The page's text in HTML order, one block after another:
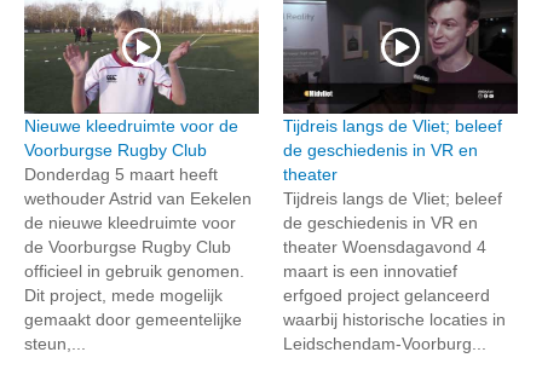
Nieuwe kleedruimte voor de
Voorburgse Rugby Club
Donderdag 5 maart heeft
wethouder Astrid van Eekelen
de nieuwe kleedruimte voor
de Voorburgse Rugby Club
officieel in gebruik genomen.
Dit project, mede mogelijk
gemaakt door gemeentelijke
steun,...
Tijdreis langs de Vliet; beleef
de geschiedenis in VR en
theater
Tijdreis langs de Vliet; beleef
de geschiedenis in VR en
theater Woensdagavond 4
maart is een innovatief
erfgoed project gelanceerd
waarbij historische locaties in
Leidschendam-Voorburg...